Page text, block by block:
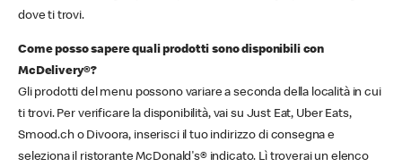
dove ti trovi.
Come posso sapere quali prodotti sono disponibili con
McDelivery®?
Gli prodotti del menu possono variare a seconda della località in cui
ti trovi. Per verificare la disponibilità, vai su Just Eat, Uber Eats,
Smood.ch o Divoora, inserisci il tuo indirizzo di consegna e
seleziona il ristorante McDonald's® indicato. Lì troverai un elenco